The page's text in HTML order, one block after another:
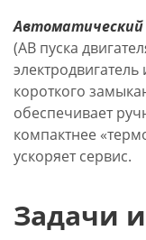
(АВ пуска
короткого
обеспечивает
компактнее
ускоряет сервис.
Задачи